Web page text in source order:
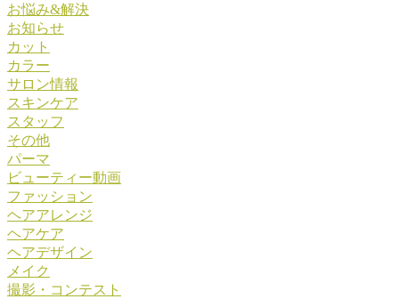
お悩み&解決
お知らせ
カット
カラー
サロン情報
スキンケア
スタッフ
その他
パーマ
ビューティー動画
ファッション
ヘアアレンジ
ヘアケア
ヘアデザイン
メイク
撮影・コンテスト